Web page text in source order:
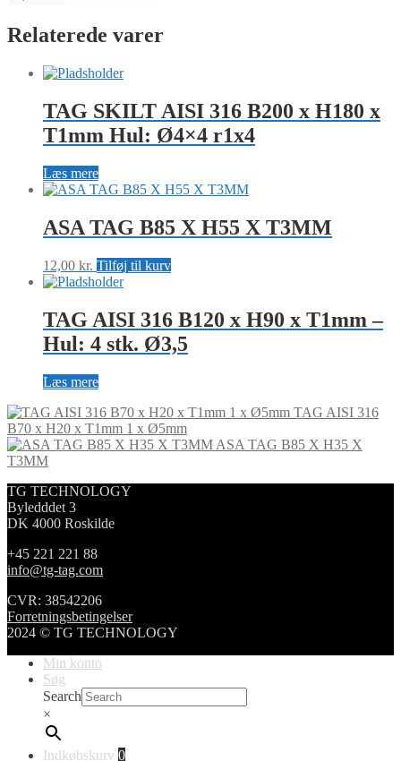
Relaterede varer
TAG SKILT AISI 316 B200 x H180 x
T1mm Hul: Ø4×4 r1x4
Læs mere
ASA TAG B85 X H55 X T3MM
12,00 kr. Tilføj til kurv
TAG AISI 316 B120 x H90 x T1mm –
Hul: 4 stk. Ø3,5
Læs mere
TAG AISI 316
B70 x H20 x T1mm 1 x Ø5mm
ASA TAG B85 X H35 X
T3MM
TG TECHNOLOGY
Byledddet 3
DK 4000 Roskilde
+45 221 221 88
info@tg-tag.com
CVR: 38542206
Forretningsbetingelser
2024 © TG TECHNOLOGY
Min konto
Søg
Search
×
Indkøbskurv 0